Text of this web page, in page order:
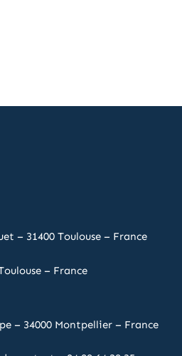
– 31400 Toulouse – France
– France
– 34000 Montpellier – France